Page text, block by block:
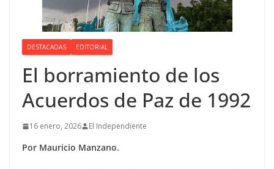
DESTACADAS EDITORIAL
El borramiento de los
Acuerdos de Paz de 1992
16 enero, 2026 El Independiente
Por Mauricio Manzano.